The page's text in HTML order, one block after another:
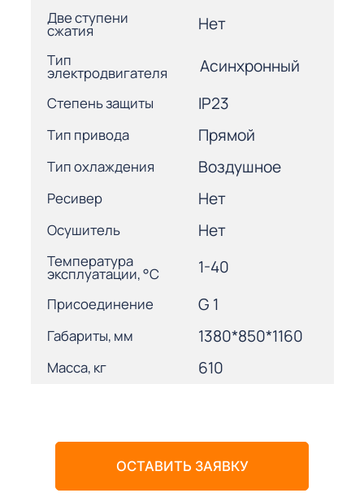
Две ступени
сжатия Нет
Тип
электродвигателя Асинхронный
Степень защиты IP23
Тип привода Прямой
Тип охлаждения Воздушное
Ресивер Нет
Осушитель Нет
Температура
эксплуатации, °С 1-40
Присоединение G 1
Габариты, мм 1380*850*1160
Масса, кг 610
ОСТАВИТЬ ЗАЯВКУ